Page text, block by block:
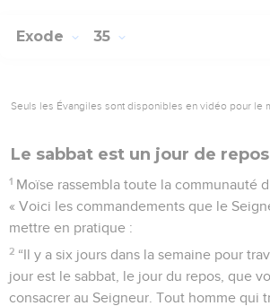
Exode 35
Seuls les Évangiles sont disponibles en vidéo pour le
Le sabbat est un jour de repos
1 Moïse rassembla toute la communauté
« Voici les commandements que le
mettre en pratique :
2 “Il y a six jours dans la semaine pour
jour est le sabbat, le jour du repos, que
consacrer au Seigneur. Tout homme qui